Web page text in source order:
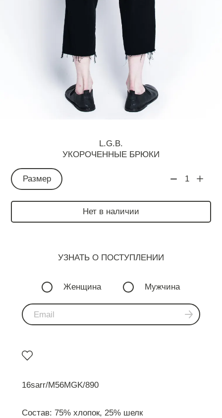
L.G.B.
УКОРОЧЕННЫЕ БРЮКИ
Размер 1
Нет в наличии
УЗНАТЬ О ПОСТУПЛЕНИИ
Женщина Мужчина
16sarr/M56MGK/890
Состав: 75% хлопок, 25% шелк